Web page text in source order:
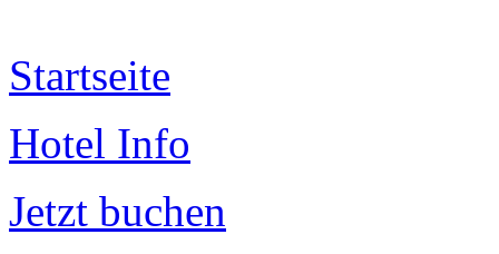
Startseite
Hotel Info
Jetzt buchen